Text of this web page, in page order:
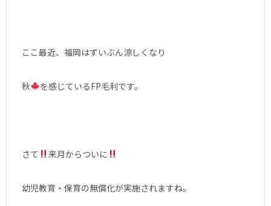
ここ最近、福岡はずいぶん涼しくなり
秋 を感じているFP毛利です。
さて 来月からついに
幼児教育・保育の無償化が実施されますね。